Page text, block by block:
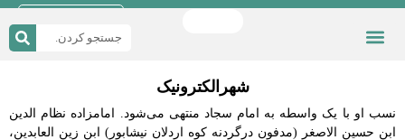
شهرالکترونیک
نسب او با یک واسطه به امام سجاد منتهی می‌شود. امامزاده نظام الدین
ابن حسین الاصغر (مدفون درگردنه کوه اردلان نیشابور) ابن زین العابدین،